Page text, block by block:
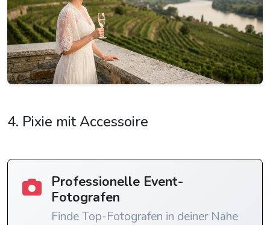
4. Pixie mit Accessoire
Professionelle Event-
Fotografen
Finde Top-Fotografen in deiner Nähe